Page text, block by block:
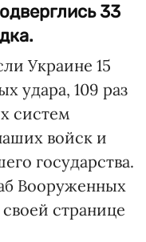
33
Украине 15
удара, 109 раз
систем
войск и
государства.
Вооруженных
своей странице